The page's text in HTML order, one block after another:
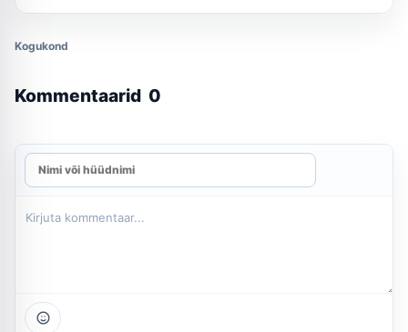
Kogukond
Kommentaarid 0